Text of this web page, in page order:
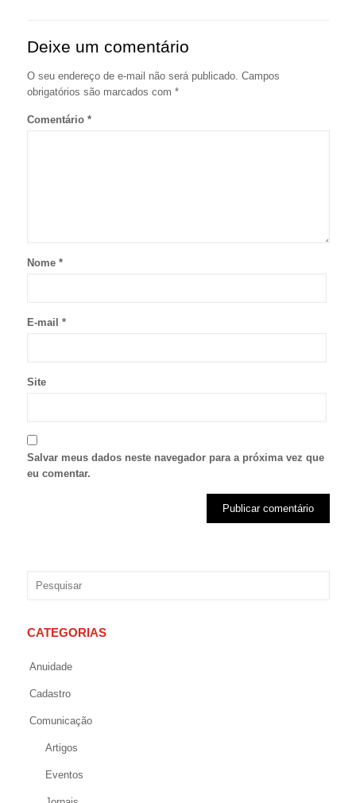
Deixe um comentário
O seu endereço de e-mail não será publicado. Campos
obrigatórios são marcados com *
Comentário *
Nome *
E-mail *
Site
Salvar meus dados neste navegador para a próxima vez que
eu comentar.
CATEGORIAS
Anuidade
Cadastro
Comunicação
Artigos
Eventos